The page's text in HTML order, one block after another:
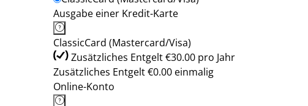
Ausgabe einer Kredit-Karte
ClassicCard (Mastercard/Visa)
Zusätzliches Entgelt €30.00 pro Jahr
Zusätzliches Entgelt €0.00 einmalig
Online-Konto